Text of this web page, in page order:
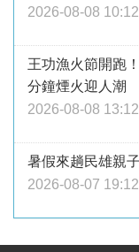
2026-08-08 10:12
王功漁火節開跑
分鐘煙火迎人潮
2026-08-08 13:12
暑假來趟民雄親
2026-08-07 19:12